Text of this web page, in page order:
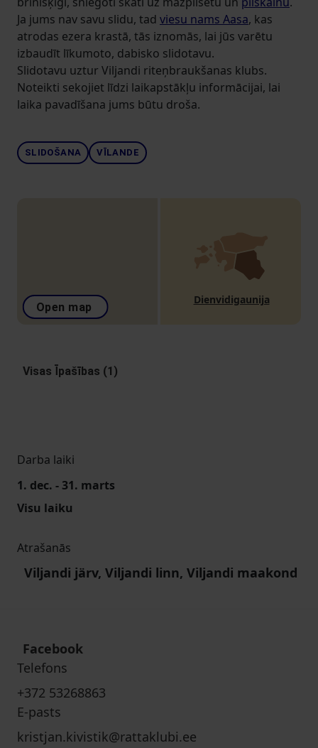
Ja jums nav savu slidu, tad viesu nams Aasa, kas
atrodas ezera krastā, tās iznomās, lai jūs varētu
izbaudīt līkumoto, dabisko slidotavu.
Slidotavu uztur Viljandi riteņbraukšanas klubs.
Noteikti sekojiet līdzi laikapstākļu informācijai, lai
laika pavadīšana jums būtu droša.
SLIDOŠANA VĪLANDE
Open map
Dienvidigaunija
Visas Īpašības (1)
Darba laiki
1. dec. - 31. marts
Visu laiku
Atrašanās
Viljandi järv, Viljandi linn, Viljandi maakond
Facebook
Telefons
+372 53268863
E-pasts
kristjan.kivistik@rattaklubi.ee